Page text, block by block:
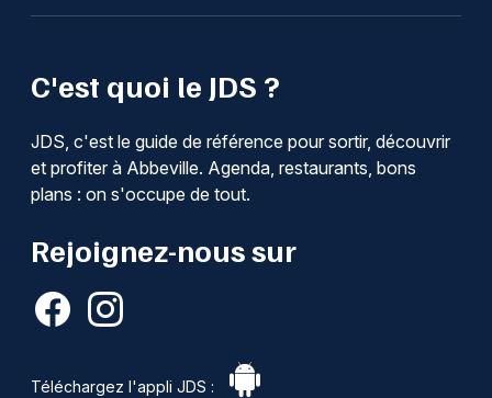
C'est quoi le JDS ?
JDS, c'est le guide de référence pour sortir, découvrir
et profiter à Abbeville. Agenda, restaurants, bons
plans : on s'occupe de tout.
Rejoignez-nous sur
Téléchargez l'appli JDS :